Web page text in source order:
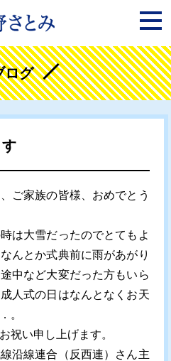
ログ
ご家族の皆様、おめでとう
は大雪だったのでとてもよ
んとか式典前に雨があがり
中など大変だった方もいら
人式の日はなんとなくお天
。
祝い申し上げます。
沿線連合（反西連）さん主